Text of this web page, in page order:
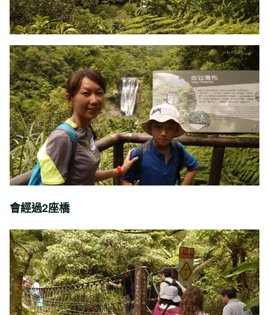
會經過2座橋